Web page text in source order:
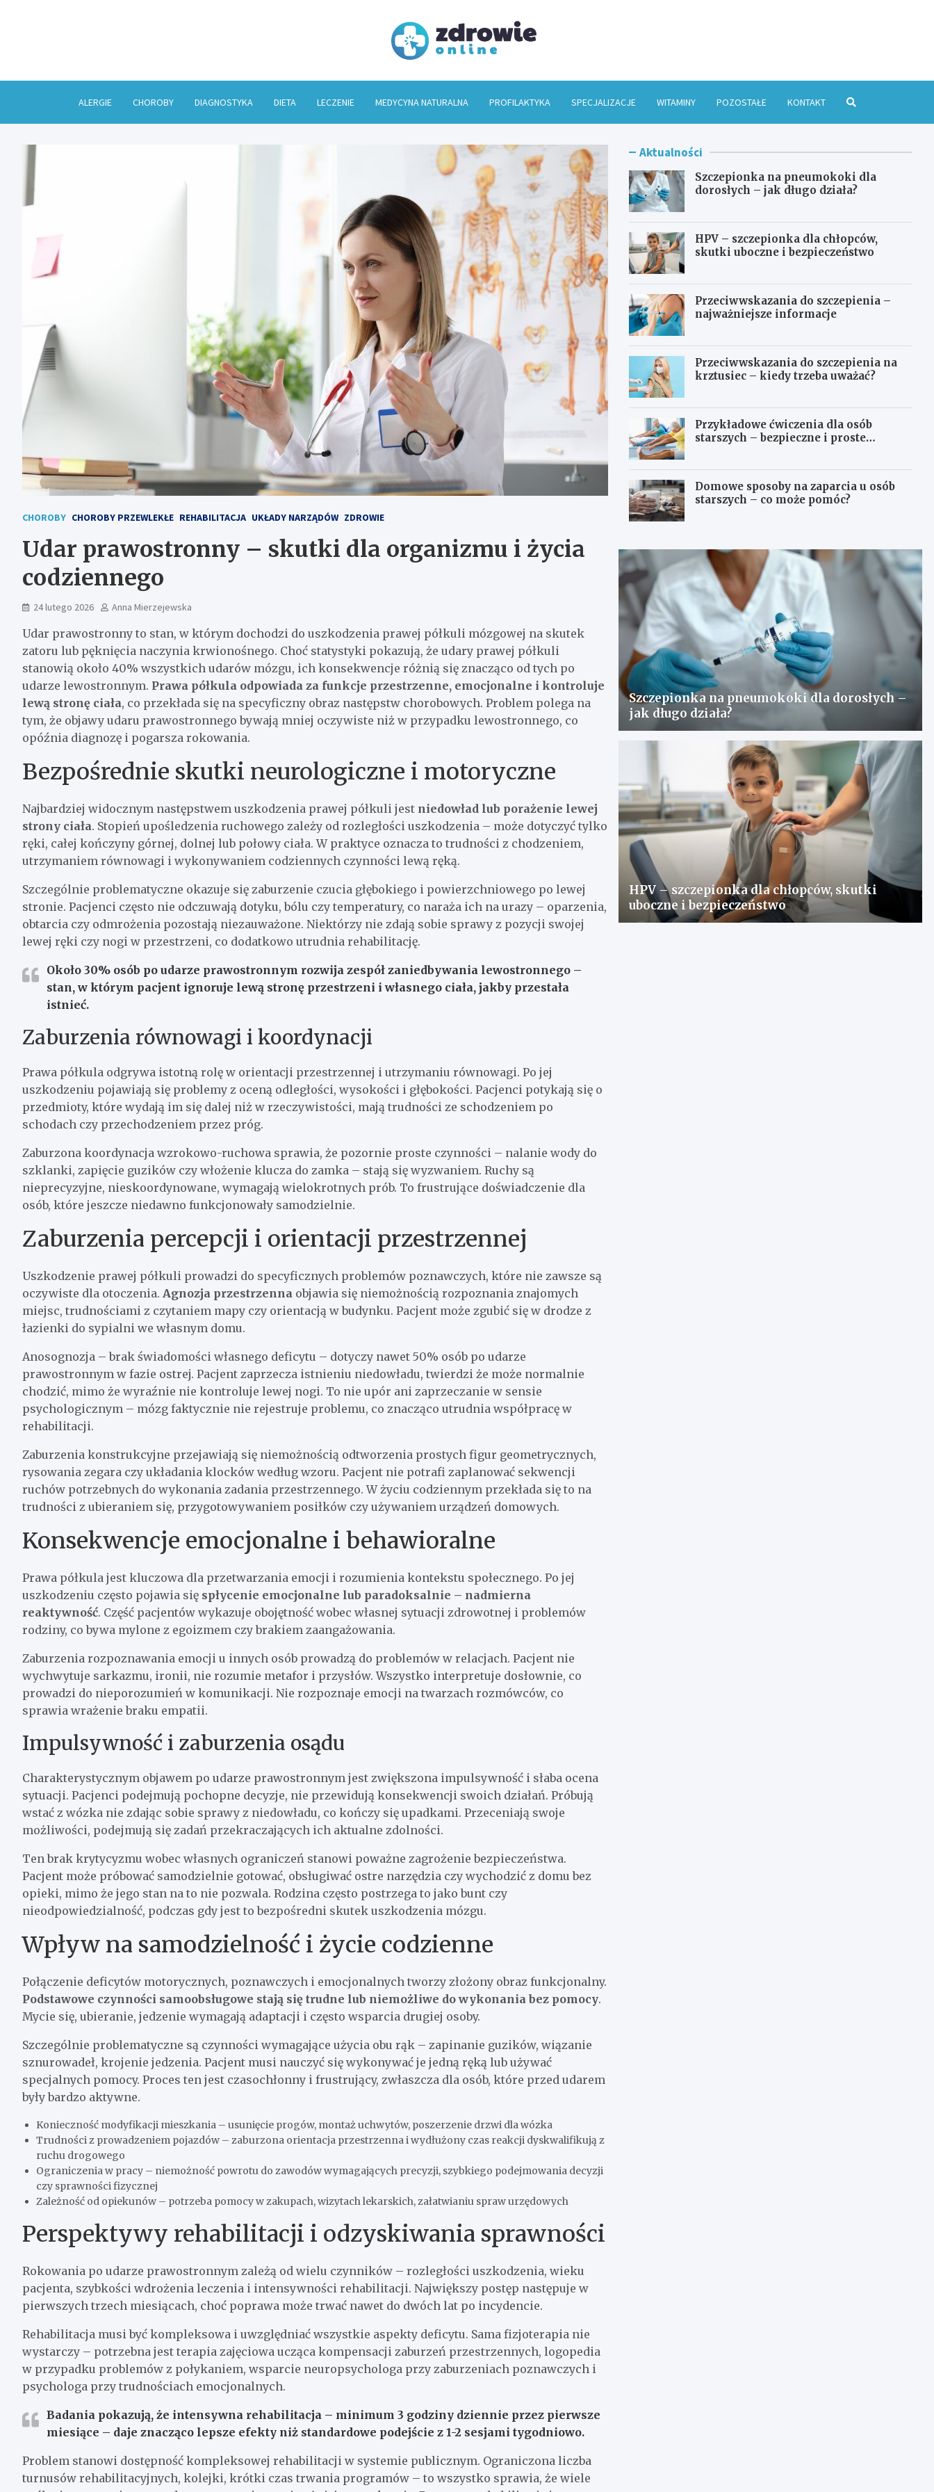
ALERGIE CHOROBY DIAGNOSTYKA DIETA LECZENIE MEDYCYNA NATURALNA PROFILAKTYKA SPECJALIZACJE WITAMINY POZOSTAŁE KONTAKT
CHOROBY CHOROBY PRZEWLEKŁE REHABILITACJA UKŁADY NARZĄDÓW ZDROWIE
Udar prawostronny – skutki dla organizmu i życia
codziennego
24 lutego 2026 Anna Mierzejewska
Udar prawostronny to stan, w którym dochodzi do uszkodzenia prawej półkuli mózgowej na skutek
zatoru lub pęknięcia naczynia krwionośnego. Choć statystyki pokazują, że udary prawej półkuli
stanowią około 40% wszystkich udarów mózgu, ich konsekwencje różnią się znacząco od tych po
udarze lewostronnym. Prawa półkula odpowiada za funkcje przestrzenne, emocjonalne i kontroluje
lewą stronę ciała, co przekłada się na specyficzny obraz następstw chorobowych. Problem polega na
tym, że objawy udaru prawostronnego bywają mniej oczywiste niż w przypadku lewostronnego, co
opóźnia diagnozę i pogarsza rokowania.
Bezpośrednie skutki neurologiczne i motoryczne
Najbardziej widocznym następstwem uszkodzenia prawej półkuli jest niedowład lub porażenie lewej
strony ciała. Stopień upośledzenia ruchowego zależy od rozległości uszkodzenia – może dotyczyć tylko
ręki, całej kończyny górnej, dolnej lub połowy ciała. W praktyce oznacza to trudności z chodzeniem,
utrzymaniem równowagi i wykonywaniem codziennych czynności lewą ręką.
Szczególnie problematyczne okazuje się zaburzenie czucia głębokiego i powierzchniowego po lewej
stronie. Pacjenci często nie odczuwają dotyku, bólu czy temperatury, co naraża ich na urazy – oparzenia,
obtarcia czy odmrożenia pozostają niezauważone. Niektórzy nie zdają sobie sprawy z pozycji swojej
lewej ręki czy nogi w przestrzeni, co dodatkowo utrudnia rehabilitację.
Około 30% osób po udarze prawostronnym rozwija zespół zaniedbywania lewostronnego –
stan, w którym pacjent ignoruje lewą stronę przestrzeni i własnego ciała, jakby przestała
istnieć.
Zaburzenia równowagi i koordynacji
Prawa półkula odgrywa istotną rolę w orientacji przestrzennej i utrzymaniu równowagi. Po jej
uszkodzeniu pojawiają się problemy z oceną odległości, wysokości i głębokości. Pacjenci potykają się o
przedmioty, które wydają im się dalej niż w rzeczywistości, mają trudności ze schodzeniem po
schodach czy przechodzeniem przez próg.
Zaburzona koordynacja wzrokowo-ruchowa sprawia, że pozornie proste czynności – nalanie wody do
szklanki, zapięcie guzików czy włożenie klucza do zamka – stają się wyzwaniem. Ruchy są
nieprecyzyjne, nieskoordynowane, wymagają wielokrotnych prób. To frustrujące doświadczenie dla
osób, które jeszcze niedawno funkcjonowały samodzielnie.
Zaburzenia percepcji i orientacji przestrzennej
Uszkodzenie prawej półkuli prowadzi do specyficznych problemów poznawczych, które nie zawsze są
oczywiste dla otoczenia. Agnozja przestrzenna objawia się niemożnością rozpoznania znajomych
miejsc, trudnościami z czytaniem mapy czy orientacją w budynku. Pacjent może zgubić się w drodze z
łazienki do sypialni we własnym domu.
Anosognozja – brak świadomości własnego deficytu – dotyczy nawet 50% osób po udarze
prawostronnym w fazie ostrej. Pacjent zaprzecza istnieniu niedowładu, twierdzi że może normalnie
chodzić, mimo że wyraźnie nie kontroluje lewej nogi. To nie upór ani zaprzeczanie w sensie
psychologicznym – mózg faktycznie nie rejestruje problemu, co znacząco utrudnia współpracę w
rehabilitacji.
Zaburzenia konstrukcyjne przejawiają się niemożnością odtworzenia prostych figur geometrycznych,
rysowania zegara czy układania klocków według wzoru. Pacjent nie potrafi zaplanować sekwencji
ruchów potrzebnych do wykonania zadania przestrzennego. W życiu codziennym przekłada się to na
trudności z ubieraniem się, przygotowywaniem posiłków czy używaniem urządzeń domowych.
Konsekwencje emocjonalne i behawioralne
Prawa półkula jest kluczowa dla przetwarzania emocji i rozumienia kontekstu społecznego. Po jej
uszkodzeniu często pojawia się spłycenie emocjonalne lub paradoksalnie – nadmierna
reaktywność. Część pacjentów wykazuje obojętność wobec własnej sytuacji zdrowotnej i problemów
rodziny, co bywa mylone z egoizmem czy brakiem zaangażowania.
Zaburzenia rozpoznawania emocji u innych osób prowadzą do problemów w relacjach. Pacjent nie
wychwytuje sarkazmu, ironii, nie rozumie metafor i przysłów. Wszystko interpretuje dosłownie, co
prowadzi do nieporozumień w komunikacji. Nie rozpoznaje emocji na twarzach rozmówców, co
sprawia wrażenie braku empatii.
Impulsywność i zaburzenia osądu
Charakterystycznym objawem po udarze prawostronnym jest zwiększona impulsywność i słaba ocena
sytuacji. Pacjenci podejmują pochopne decyzje, nie przewidują konsekwencji swoich działań. Próbują
wstać z wózka nie zdając sobie sprawy z niedowładu, co kończy się upadkami. Przeceniają swoje
możliwości, podejmują się zadań przekraczających ich aktualne zdolności.
Ten brak krytycyzmu wobec własnych ograniczeń stanowi poważne zagrożenie bezpieczeństwa.
Pacjent może próbować samodzielnie gotować, obsługiwać ostre narzędzia czy wychodzić z domu bez
opieki, mimo że jego stan na to nie pozwala. Rodzina często postrzega to jako bunt czy
nieodpowiedzialność, podczas gdy jest to bezpośredni skutek uszkodzenia mózgu.
Wpływ na samodzielność i życie codzienne
Połączenie deficytów motorycznych, poznawczych i emocjonalnych tworzy złożony obraz funkcjonalny.
Podstawowe czynności samoobsługowe stają się trudne lub niemożliwe do wykonania bez pomocy.
Mycie się, ubieranie, jedzenie wymagają adaptacji i często wsparcia drugiej osoby.
Szczególnie problematyczne są czynności wymagające użycia obu rąk – zapinanie guzików, wiązanie
sznurowadeł, krojenie jedzenia. Pacjent musi nauczyć się wykonywać je jedną ręką lub używać
specjalnych pomocy. Proces ten jest czasochłonny i frustrujący, zwłaszcza dla osób, które przed udarem
były bardzo aktywne.
Konieczność modyfikacji mieszkania – usunięcie progów, montaż uchwytów, poszerzenie drzwi dla wózka
Trudności z prowadzeniem pojazdów – zaburzona orientacja przestrzenna i wydłużony czas reakcji dyskwalifikują z
ruchu drogowego
Ograniczenia w pracy – niemożność powrotu do zawodów wymagających precyzji, szybkiego podejmowania decyzji
czy sprawności fizycznej
Zależność od opiekunów – potrzeba pomocy w zakupach, wizytach lekarskich, załatwianiu spraw urzędowych
Perspektywy rehabilitacji i odzyskiwania sprawności
Rokowania po udarze prawostronnym zależą od wielu czynników – rozległości uszkodzenia, wieku
pacjenta, szybkości wdrożenia leczenia i intensywności rehabilitacji. Największy postęp następuje w
pierwszych trzech miesiącach, choć poprawa może trwać nawet do dwóch lat po incydencie.
Rehabilitacja musi być kompleksowa i uwzględniać wszystkie aspekty deficytu. Sama fizjoterapia nie
wystarczy – potrzebna jest terapia zajęciowa ucząca kompensacji zaburzeń przestrzennych, logopedia
w przypadku problemów z połykaniem, wsparcie neuropsychologa przy zaburzeniach poznawczych i
psychologa przy trudnościach emocjonalnych.
Badania pokazują, że intensywna rehabilitacja – minimum 3 godziny dziennie przez pierwsze
miesiące – daje znacząco lepsze efekty niż standardowe podejście z 1-2 sesjami tygodniowo.
Problem stanowi dostępność kompleksowej rehabilitacji w systemie publicznym. Ograniczona liczba
turnusów rehabilitacyjnych, kolejki, krótki czas trwania programów – to wszystko sprawia, że wiele
Aktualności
Szczepionka na pneumokoki dla
dorosłych – jak długo działa?
HPV – szczepionka dla chłopców,
skutki uboczne i bezpieczeństwo
Przeciwwskazania do szczepienia –
najważniejsze informacje
Przeciwwskazania do szczepienia na
krztusiec – kiedy trzeba uważać?
Przykładowe ćwiczenia dla osób
starszych – bezpieczne i proste
Domowe sposoby na zaparcia u osób
starszych – co może pomóc?
Szczepionka na pneumokoki dla dorosłych –
jak długo działa?
HPV – szczepionka dla chłopców, skutki
uboczne i bezpieczeństwo